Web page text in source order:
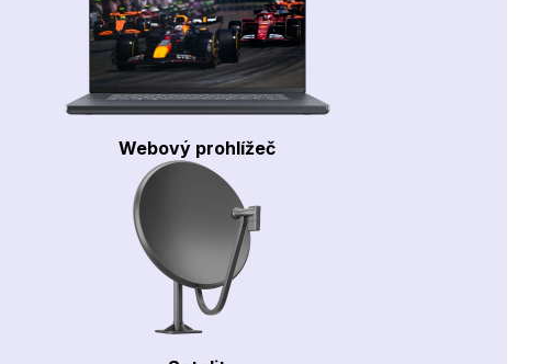
Webový prohlížeč